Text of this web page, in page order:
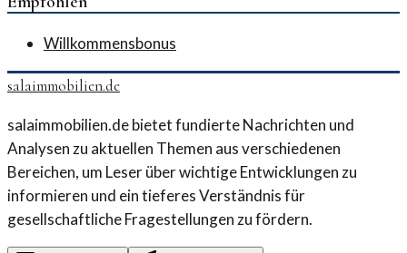
Willkommensbonus
salaimmobilien.de
salaimmobilien.de bietet fundierte Nachrichten und
Analysen zu aktuellen Themen aus verschiedenen
Bereichen, um Leser über wichtige Entwicklungen zu
informieren und ein tieferes Verständnis für
gesellschaftliche Fragestellungen zu fördern.